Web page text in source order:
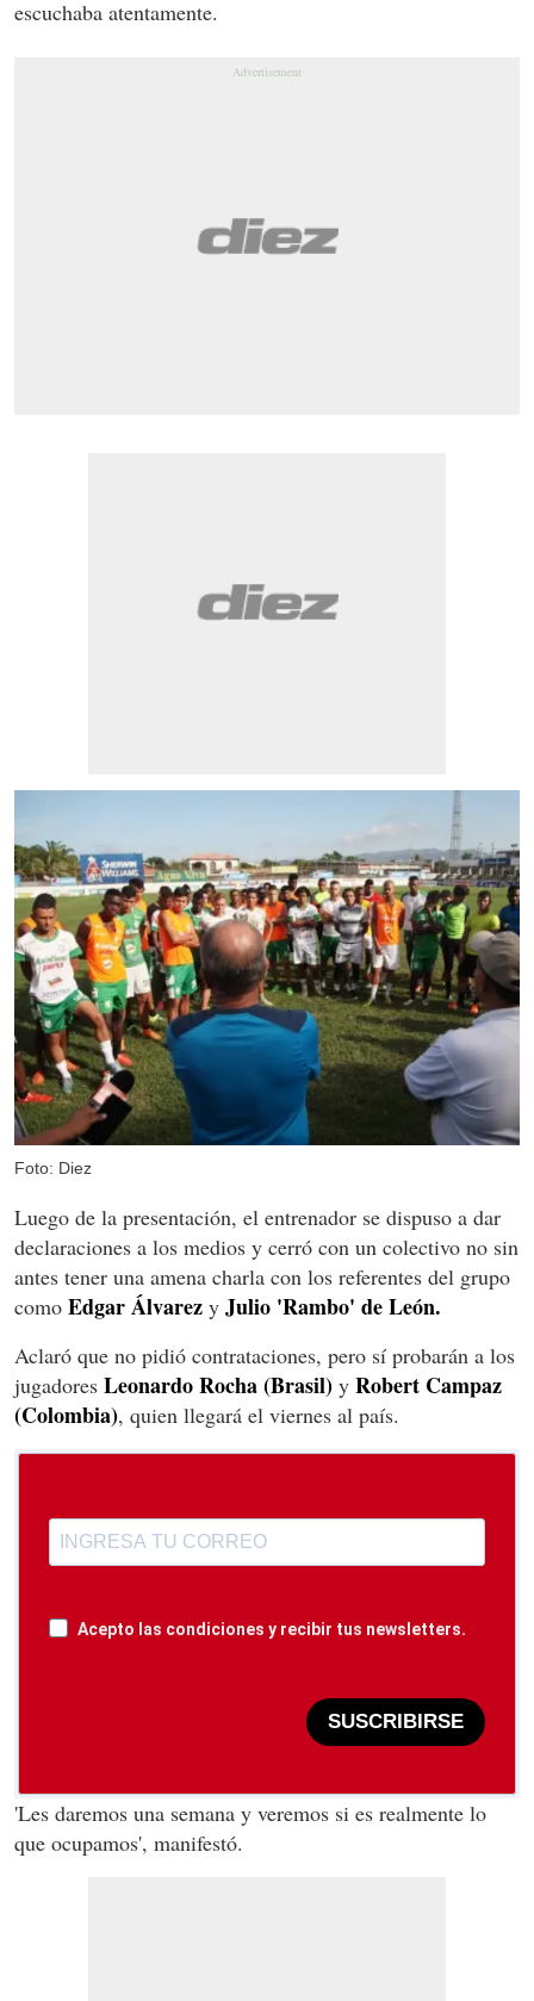
escuchaba atentamente.
Foto: Diez
Luego de la presentación, el entrenador se dispuso a dar
declaraciones a los medios y cerró con un colectivo no sin
antes tener una amena charla con los referentes del grupo
como Edgar Álvarez y Julio 'Rambo' de León.
Aclaró que no pidió contrataciones, pero sí probarán a los
jugadores Leonardo Rocha (Brasil) y Robert Campaz
(Colombia), quien llegará el viernes al país.
Acepto las condiciones y recibir tus newsletters.
SUSCRIBIRSE
'Les daremos una semana y veremos si es realmente lo
que ocupamos', manifestó.